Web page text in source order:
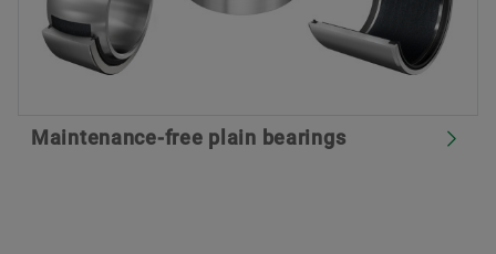
Maintenance-free plain bearings